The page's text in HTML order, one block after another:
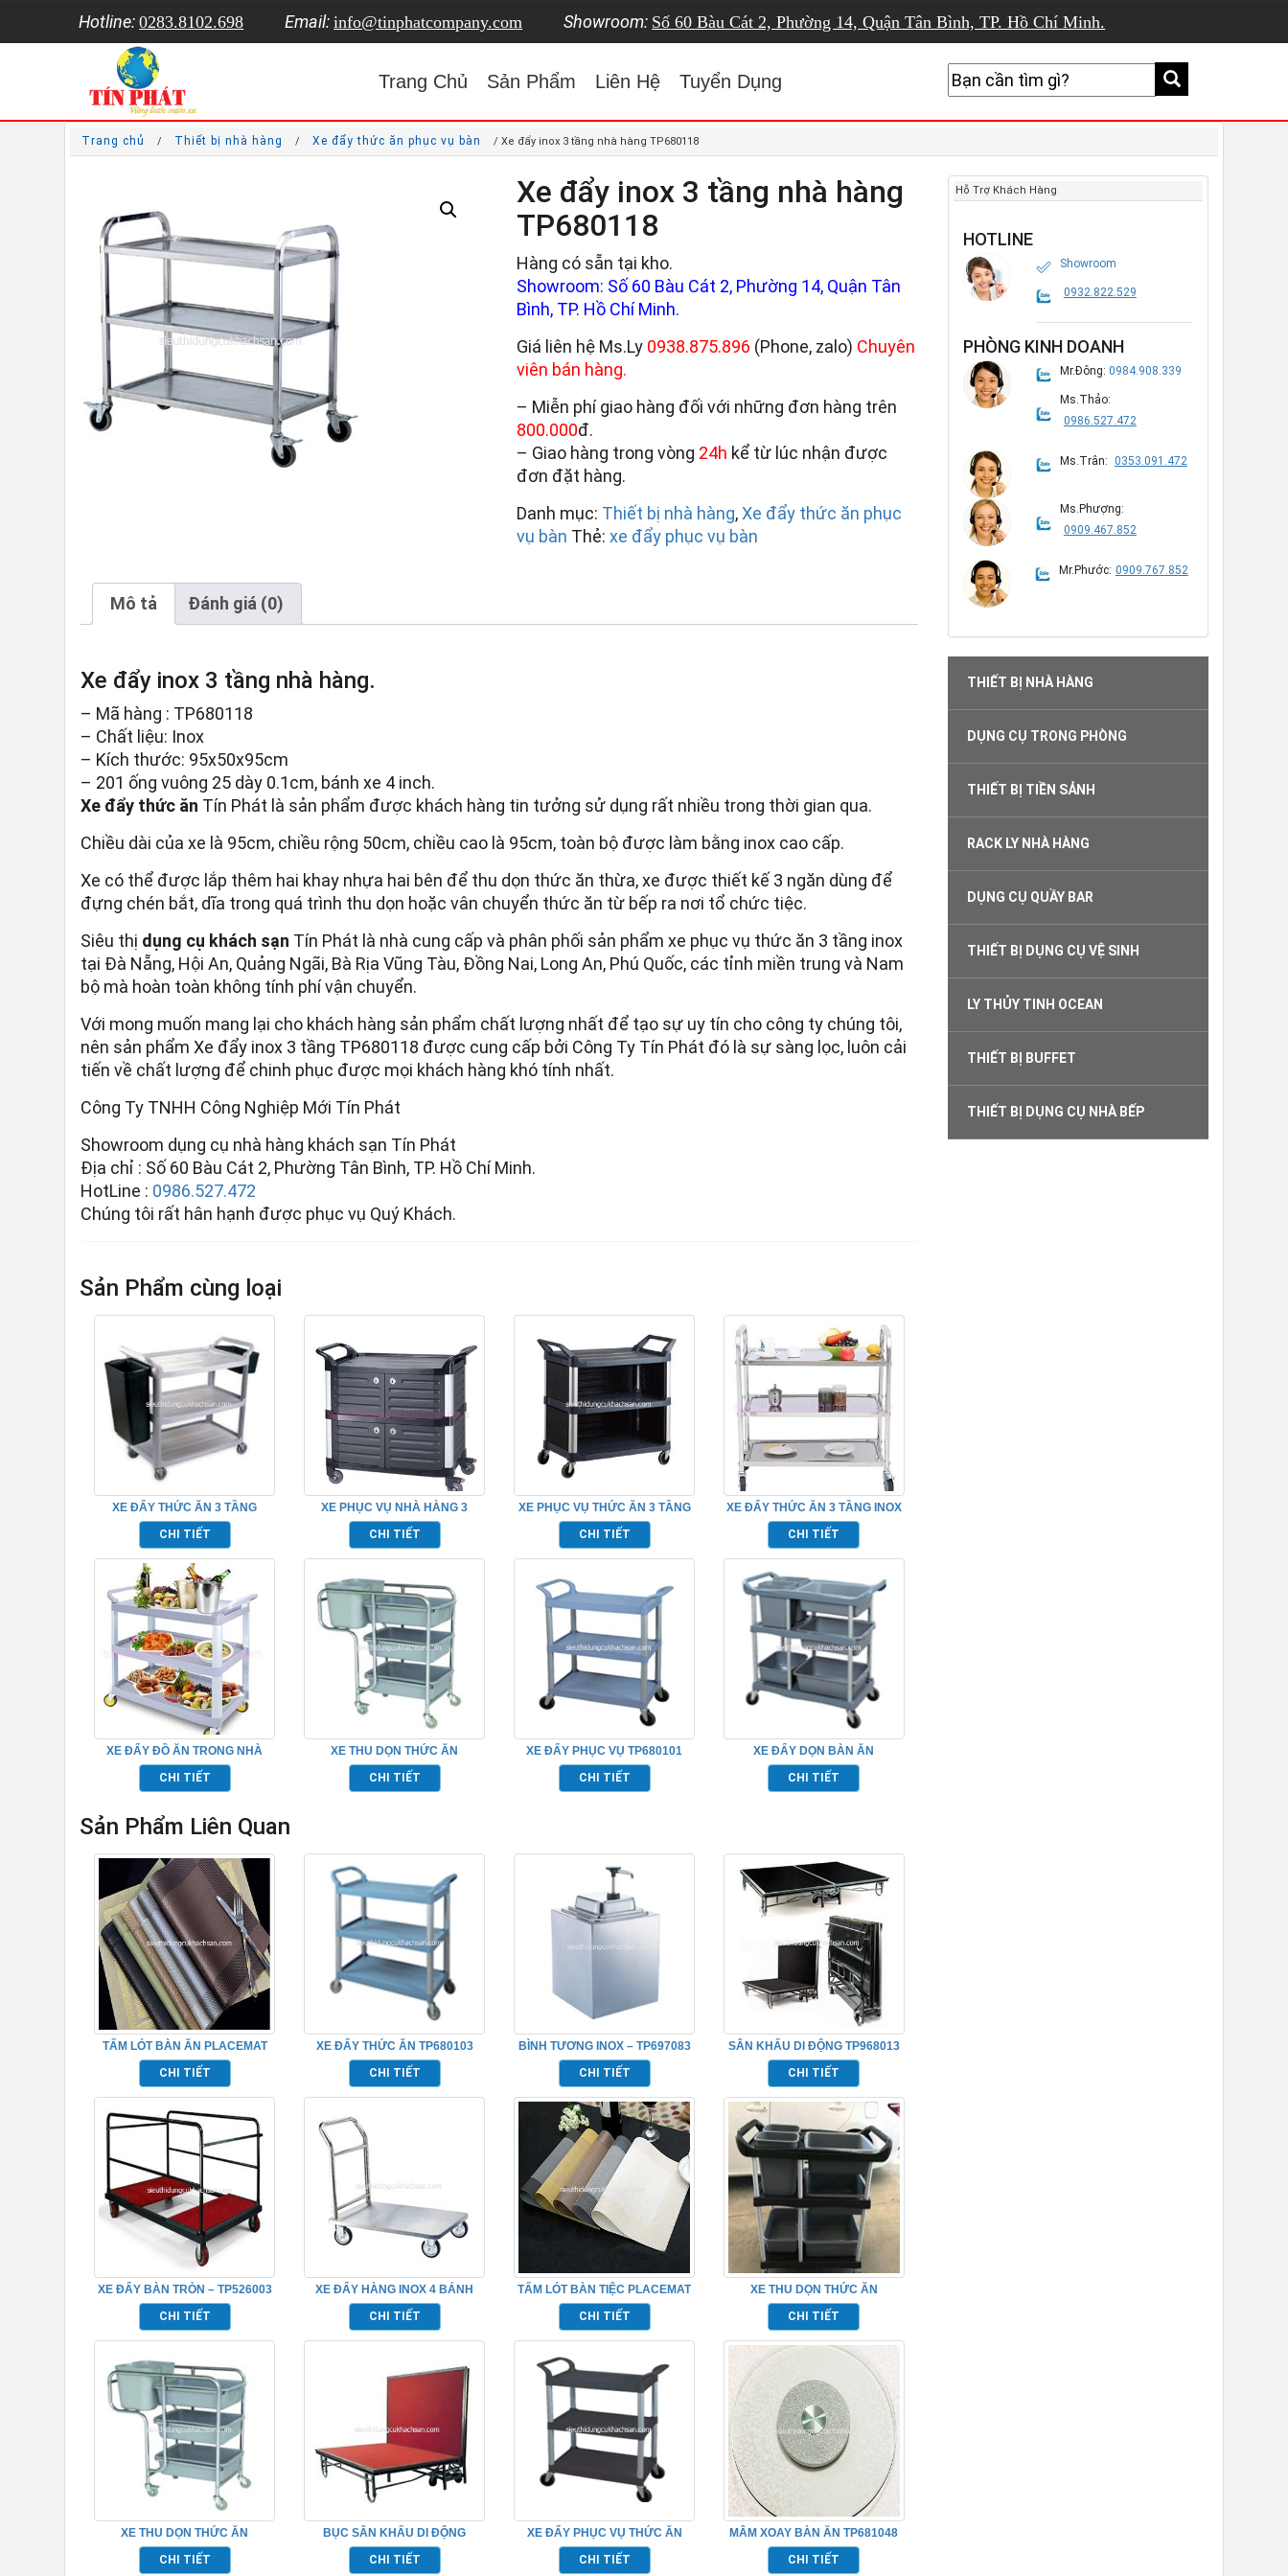
Hotline: 0283.8102.698 Email: info@tinphatcompany.com Showroom: Số 60 Bàu Cát 2, Phường 14, Quận Tân Bình, TP. Hồ Chí Minh.
Trang Chủ Sản Phẩm Liên Hệ Tuyển Dụng
Trang chủ / Thiết bị nhà hàng / Xe đẩy thức ăn phục vụ bàn / Xe đẩy inox 3 tầng nhà hàng TP680118
Xe đẩy inox 3 tầng nhà hàng
TP680118
Hàng có sẵn tại kho.
Showroom: Số 60 Bàu Cát 2, Phường 14, Quận Tân
Bình, TP. Hồ Chí Minh.
Giá liên hệ Ms.Ly 0938.875.896 (Phone, zalo) Chuyên
viên bán hàng.
– Miễn phí giao hàng đối với những đơn hàng trên
800.000đ.
– Giao hàng trong vòng 24h kể từ lúc nhận được
đơn đặt hàng.
Danh mục: Thiết bị nhà hàng,Xe đẩy thức ăn phục
vụ bàn Thẻ: xe đẩy phục vụ bàn
Mô tả Đánh giá (0)
Xe đẩy inox 3 tầng nhà hàng.
– Mã hàng : TP680118
– Chất liệu: Inox
– Kích thước: 95x50x95cm
– 201 ống vuông 25 dày 0.1cm, bánh xe 4 inch.
Xe đẩy thức ăn Tín Phát là sản phẩm được khách hàng tin tưởng sử dụng rất nhiều trong thời gian qua.
Chiều dài của xe là 95cm, chiều rộng 50cm, chiều cao là 95cm, toàn bộ được làm bằng inox cao cấp.
Xe có thể được lắp thêm hai khay nhựa hai bên để thu dọn thức ăn thừa, xe được thiết kế 3 ngăn dùng để
đựng chén bắt, dĩa trong quá trình thu dọn hoặc vân chuyển thức ăn từ bếp ra nơi tổ chức tiệc.
Siêu thị dụng cụ khách sạn Tín Phát là nhà cung cấp và phân phối sản phẩm xe phục vụ thức ăn 3 tầng inox
tại Đà Nẵng, Hội An, Quảng Ngãi, Bà Rịa Vũng Tàu, Đồng Nai, Long An, Phú Quốc, các tỉnh miền trung và Nam
bộ mà hoàn toàn không tính phí vận chuyển.
Với mong muốn mang lại cho khách hàng sản phẩm chất lượng nhất để tạo sự uy tín cho công ty chúng tôi,
nên sản phẩm Xe đẩy inox 3 tầng TP680118 được cung cấp bởi Công Ty Tín Phát đó là sự sàng lọc, luôn cải
tiến về chất lượng để chinh phục được mọi khách hàng khó tính nhất.
Công Ty TNHH Công Nghiệp Mới Tín Phát
Showroom dụng cụ nhà hàng khách sạn Tín Phát
Địa chỉ : Số 60 Bàu Cát 2, Phường Tân Bình, TP. Hồ Chí Minh.
HotLine : 0986.527.472
Chúng tôi rất hân hạnh được phục vụ Quý Khách.
Sản Phẩm cùng loại
XE ĐẨY THỨC ĂN 3 TẦNG
BẰNG NHỰA TP_680114
CHI TIẾT
XE PHỤC VỤ NHÀ HÀNG 3
TẦNG CÓ CỬA TP_680111B
CHI TIẾT
XE PHỤC VỤ THỨC ĂN 3 TẦNG
TP_680111
CHI TIẾT
XE ĐẨY THỨC ĂN 3 TẦNG INOX
304 PHỤC VỤ NHÀ HÀNG
CHI TIẾT
XE ĐẨY ĐỒ ĂN TRONG NHÀ
HÀNG 3 TẦNG – TP680107
CHI TIẾT
XE THU DỌN THỨC ĂN
TP_680115
CHI TIẾT
XE ĐẨY PHỤC VỤ TP680101
CHI TIẾT
XE ĐẨY DỌN BÀN ĂN
TP_680109
CHI TIẾT
Sản Phẩm Liên Quan
TẤM LÓT BÀN ĂN PLACEMAT
TP681050
CHI TIẾT
XE ĐẨY THỨC ĂN TP680103
CHI TIẾT
BÌNH TƯƠNG INOX – TP697083
CHI TIẾT
SÂN KHẤU DI ĐỘNG TP968013
CHI TIẾT
XE ĐẨY BÀN TRÒN – TP526003
CHI TIẾT
XE ĐẨY HÀNG INOX 4 BÁNH
CHI TIẾT
TẤM LÓT BÀN TIỆC PLACEMAT
TP681051
CHI TIẾT
XE THU DỌN THỨC ĂN
TP_680110
CHI TIẾT
XE THU DỌN THỨC ĂN
TP_680115
CHI TIẾT
BỤC SÂN KHẤU DI ĐỘNG
TP968011
CHI TIẾT
XE ĐẨY PHỤC VỤ THỨC ĂN
TP680102
CHI TIẾT
MÂM XOAY BÀN ĂN TP681048
CHI TIẾT
Hỗ Trợ Khách Hàng
HOTLINE
Showroom
0932.822.529
PHÒNG KINH DOANH
Mr.Đông: 0984.908.339
Ms.Thảo:
0986.527.472
Ms.Trân: 0353.091.472
Ms.Phượng:
0909.467.852
Mr.Phước: 0909.767.852
THIẾT BỊ NHÀ HÀNG
DỤNG CỤ TRONG PHÒNG
THIẾT BỊ TIỀN SẢNH
RACK LY NHÀ HÀNG
DỤNG CỤ QUẦY BAR
THIẾT BỊ DỤNG CỤ VỆ SINH
LY THỦY TINH OCEAN
THIẾT BỊ BUFFET
THIẾT BỊ DỤNG CỤ NHÀ BẾP